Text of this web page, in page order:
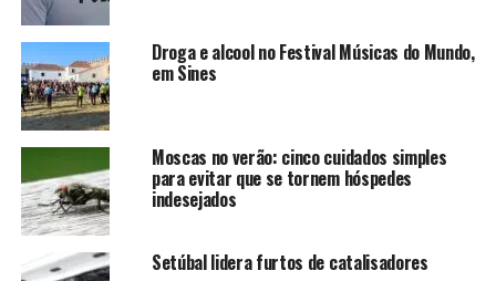
Droga e alcool no Festival Músicas do Mundo,
em Sines
Moscas no verão: cinco cuidados simples
para evitar que se tornem hóspedes
indesejados
Setúbal lidera furtos de catalisadores